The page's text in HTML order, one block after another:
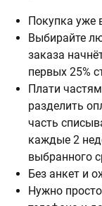
Покупка уже
Выбирайте
заказа
первых 25%
Плати
разделить
часть
каждые 2
выбранного
Без анкет и
Нужно